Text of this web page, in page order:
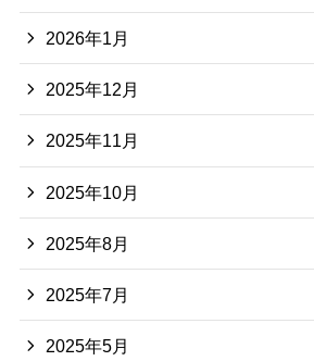
2026年1月
2025年12月
2025年11月
2025年10月
2025年8月
2025年7月
2025年5月